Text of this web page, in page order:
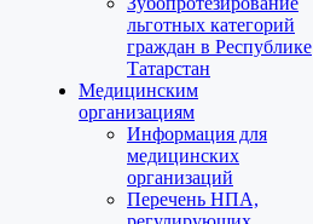
льготных категорий
граждан в Республике
Татарстан
Медицинским
организациям
Информация для
медицинских
организаций
Перечень НПА,